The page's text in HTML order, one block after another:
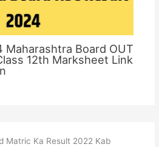
Maharashtra Board OUT
12th Marksheet Link
Matric Ka Result 2022 Kab